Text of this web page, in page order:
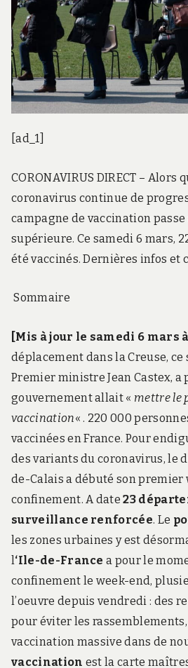
[ad_1]
CORONAVIRUS DIRECT – Alors
coronavirus continue de
campagne de vaccination passe
supérieure. Ce samedi 6 mars,
été vaccinés. Dernières infos et
Sommaire
[Mis à jour le samedi 6 mars
déplacement dans la Creuse, ce
Premier ministre Jean Castex, a
gouvernement allait « mettre le
vaccination« . 220 000
vaccinées en France. Pour
des variants du coronavirus, le
de-Calais a débuté son premier
confinement. A date23
surveillance renforcée. Le
les zones urbaines y est
l‘Ile-de-France a pour le
confinement le week-end,
l’oeuvre depuis vendredi : des
pour éviter les
vaccination massive dans de
vaccination est la carte